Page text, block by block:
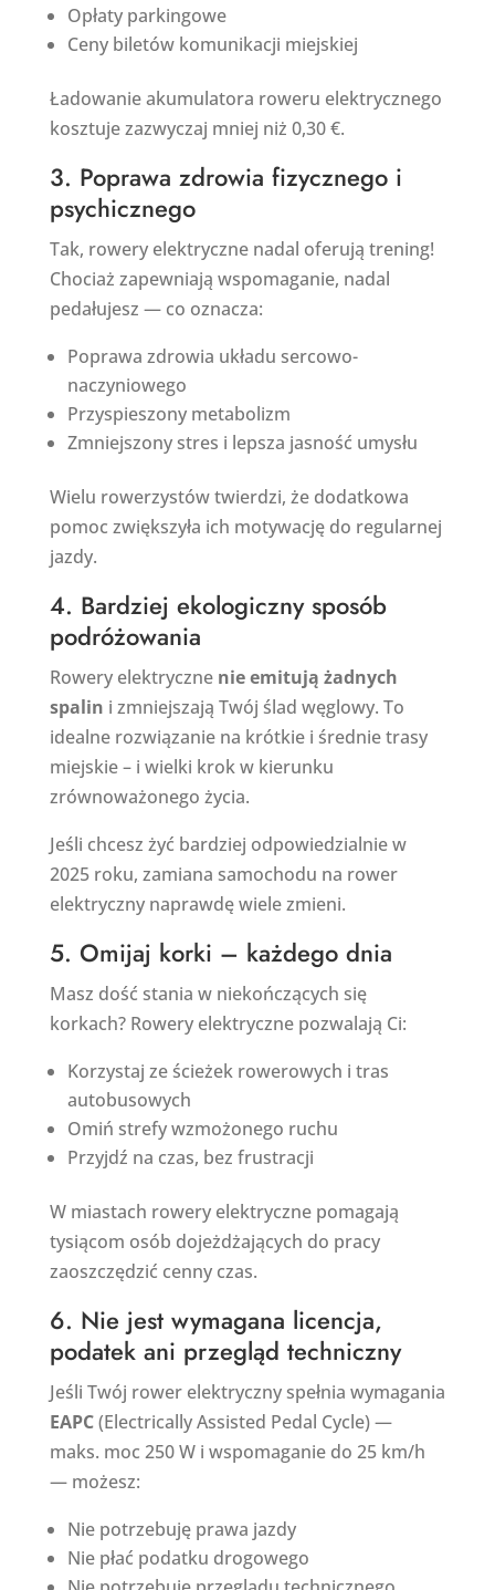
Opłaty parkingowe
Ceny biletów komunikacji miejskiej
Ładowanie akumulatora roweru elektrycznego
kosztuje zazwyczaj mniej niż 0,30 €.
3. Poprawa zdrowia fizycznego i
psychicznego
Tak, rowery elektryczne nadal oferują trening!
Chociaż zapewniają wspomaganie, nadal
pedałujesz — co oznacza:
Poprawa zdrowia układu sercowo-
naczyniowego
Przyspieszony metabolizm
Zmniejszony stres i lepsza jasność umysłu
Wielu rowerzystów twierdzi, że dodatkowa
pomoc zwiększyła ich motywację do regularnej
jazdy.
4. Bardziej ekologiczny sposób
podróżowania
Rowery elektryczne nie emitują żadnych
spalin i zmniejszają Twój ślad węglowy. To
idealne rozwiązanie na krótkie i średnie trasy
miejskie – i wielki krok w kierunku
zrównoważonego życia.
Jeśli chcesz żyć bardziej odpowiedzialnie w
2025 roku, zamiana samochodu na rower
elektryczny naprawdę wiele zmieni.
5. Omijaj korki – każdego dnia
Masz dość stania w niekończących się
korkach? Rowery elektryczne pozwalają Ci:
Korzystaj ze ścieżek rowerowych i tras
autobusowych
Omiń strefy wzmożonego ruchu
Przyjdź na czas, bez frustracji
W miastach rowery elektryczne pomagają
tysiącom osób dojeżdżających do pracy
zaoszczędzić cenny czas.
6. Nie jest wymagana licencja,
podatek ani przegląd techniczny
Jeśli Twój rower elektryczny spełnia wymagania
EAPC(Electrically Assisted Pedal Cycle) —
maks. moc 250 W i wspomaganie do 25 km/h
— możesz:
Nie potrzebuję prawa jazdy
Nie płać podatku drogowego